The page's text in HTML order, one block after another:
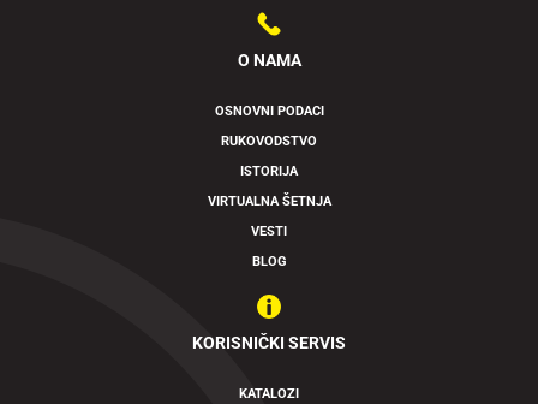
O NAMA
OSNOVNI PODACI
RUKOVODSTVO
ISTORIJA
VIRTUALNA ŠETNJA
VESTI
BLOG
KORISNIČKI SERVIS
KATALOZI